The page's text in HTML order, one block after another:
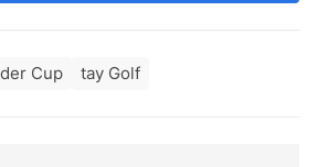
Cup tay Golf